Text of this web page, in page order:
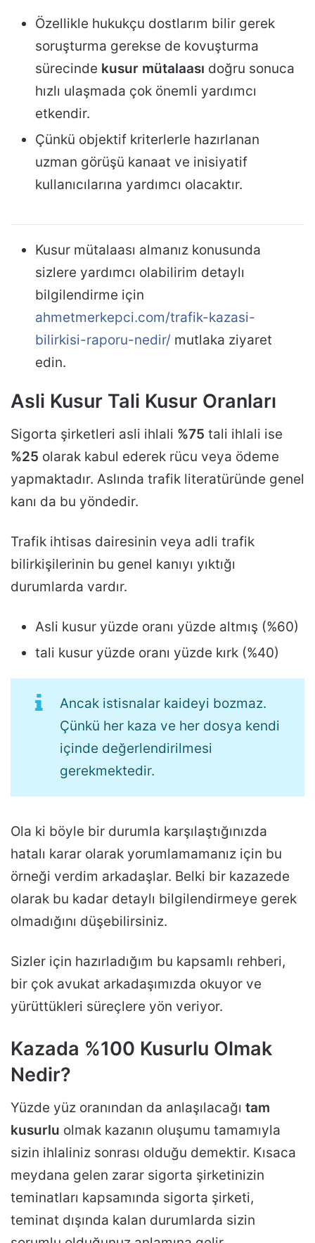
Özellikle hukukçu dostlarım bilir gerek
soruşturma gerekse de kovuşturma
sürecinde kusur mütalaası doğru sonuca
hızlı ulaşmada çok önemli yardımcı
etkendir.
Çünkü objektif kriterlerle hazırlanan
uzman görüşü kanaat ve inisiyatif
kullanıcılarına yardımcı olacaktır.
Kusur mütalaası almanız konusunda
sizlere yardımcı olabilirim detaylı
bilgilendirme için
ahmetmerkepci.com/trafik-kazasi-
bilirkisi-raporu-nedir/ mutlaka ziyaret
edin.
Asli Kusur Tali Kusur Oranları
Sigorta şirketleri asli ihlali %75 tali ihlali ise
%25 olarak kabul ederek rücu veya ödeme
yapmaktadır. Aslında trafik literatüründe genel
kanı da bu yöndedir.
Trafik ihtisas dairesinin veya adli trafik
bilirkişilerinin bu genel kanıyı yıktığı
durumlarda vardır.
Asli kusur yüzde oranı yüzde altmış (%60)
tali kusur yüzde oranı yüzde kırk (%40)
Ancak istisnalar kaideyi bozmaz.
Çünkü her kaza ve her dosya kendi
içinde değerlendirilmesi
gerekmektedir.
Ola ki böyle bir durumla karşılaştığınızda
hatalı karar olarak yorumlamamanız için bu
örneği verdim arkadaşlar. Belki bir kazazede
olarak bu kadar detaylı bilgilendirmeye gerek
olmadığını düşebilirsiniz.
Sizler için hazırladığım bu kapsamlı rehberi,
bir çok avukat arkadaşımızda okuyor ve
yürüttükleri süreçlere yön veriyor.
Kazada %100 Kusurlu Olmak
Nedir?
Yüzde yüz oranından da anlaşılacağı tam
kusurlu olmak kazanın oluşumu tamamıyla
sizin ihlaliniz sonrası olduğu demektir. Kısaca
meydana gelen zarar sigorta şirketinizin
teminatları kapsamında sigorta şirketi,
teminat dışında kalan durumlarda sizin